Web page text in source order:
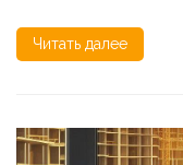
Читать далее